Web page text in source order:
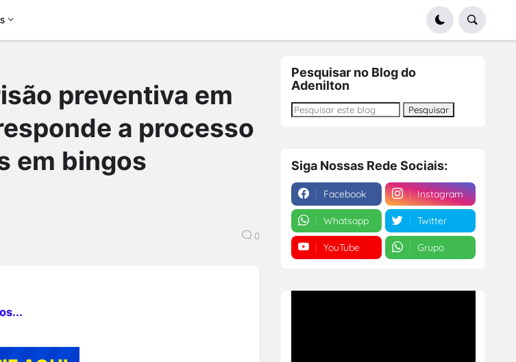
preventiva em
a processo
em bingos
0
Pesquisar no Blog do
Adenilton
Siga Nossas Rede Sociais:
Facebook Instagram
Whatsapp Twitter
YouTube Grupo